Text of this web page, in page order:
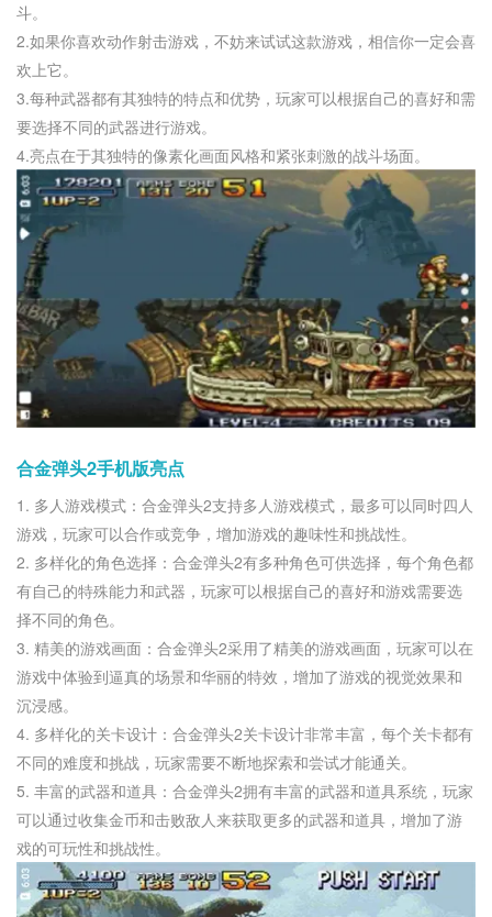
斗。
2.如果你喜欢动作射击游戏，不妨来试试这款游戏，相信你一定会喜
欢上它。
3.每种武器都有其独特的特点和优势，玩家可以根据自己的喜好和需
要选择不同的武器进行游戏。
4.亮点在于其独特的像素化画面风格和紧张刺激的战斗场面。
合金弹头2手机版亮点
1. 多人游戏模式：合金弹头2支持多人游戏模式，最多可以同时四人
游戏，玩家可以合作或竞争，增加游戏的趣味性和挑战性。
2. 多样化的角色选择：合金弹头2有多种角色可供选择，每个角色都
有自己的特殊能力和武器，玩家可以根据自己的喜好和游戏需要选
择不同的角色。
3. 精美的游戏画面：合金弹头2采用了精美的游戏画面，玩家可以在
游戏中体验到逼真的场景和华丽的特效，增加了游戏的视觉效果和
沉浸感。
4. 多样化的关卡设计：合金弹头2关卡设计非常丰富，每个关卡都有
不同的难度和挑战，玩家需要不断地探索和尝试才能通关。
5. 丰富的武器和道具：合金弹头2拥有丰富的武器和道具系统，玩家
可以通过收集金币和击败敌人来获取更多的武器和道具，增加了游
戏的可玩性和挑战性。